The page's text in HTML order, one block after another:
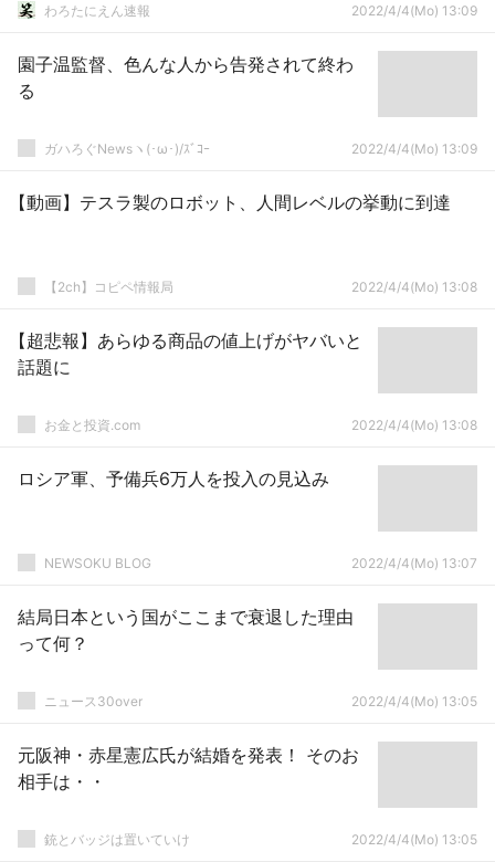
わろたにえん速報 2022/4/4(Mo) 13:09
園子温監督、色んな人から告発されて終わ
る
ガハろぐNewsヽ(･ω･)/ｽﾞｺｰ 2022/4/4(Mo) 13:09
【動画】テスラ製のロボット、人間レベルの挙動に到達
【2ch】コピペ情報局 2022/4/4(Mo) 13:08
【超悲報】あらゆる商品の値上げがヤバいと
話題に
お金と投資.com 2022/4/4(Mo) 13:08
ロシア軍、予備兵6万人を投入の見込み
NEWSOKU BLOG 2022/4/4(Mo) 13:07
結局日本という国がここまで衰退した理由
って何？
ニュース30over 2022/4/4(Mo) 13:05
元阪神・赤星憲広氏が結婚を発表！ そのお
相手は・・
銃とバッジは置いていけ 2022/4/4(Mo) 13:05